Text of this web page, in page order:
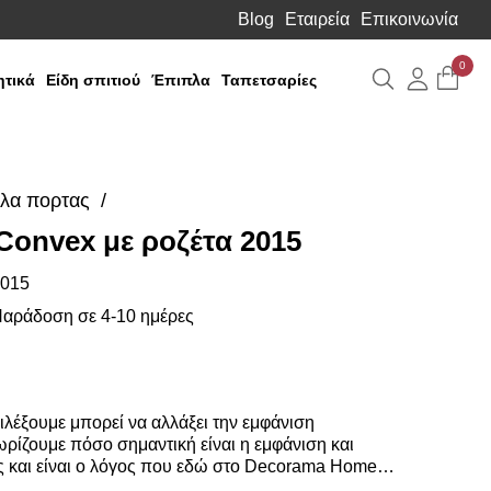
Blog Εταιρεία Επικοινωνία
Είδη σπιτιού Έπιπλα Ταπετσαρίες Αναζήτηση
0
πορτας
με ροζέτα 2015
σε 4-10 ημέρες
μπορεί να αλλάξει την εμφάνιση
πόσο σημαντική είναι η εμφάνιση και
και είναι ο λόγος που εδώ στο Decorama Home